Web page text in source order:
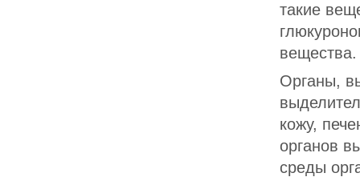
такие
вещества.
Органы,
кожу,
органов
среды